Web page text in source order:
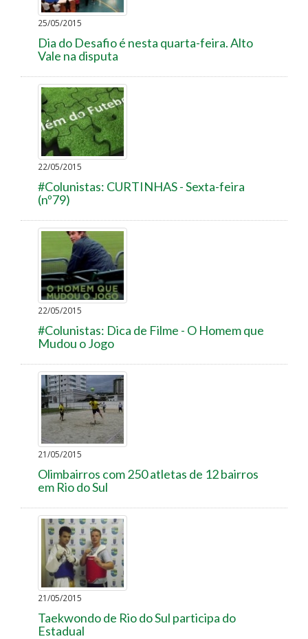
25/05/2015
Dia do Desafio é nesta quarta-feira. Alto
Vale na disputa
22/05/2015
#Colunistas: CURTINHAS - Sexta-feira
(nº79)
22/05/2015
#Colunistas: Dica de Filme - O Homem que
Mudou o Jogo
21/05/2015
Olimbairros com 250 atletas de 12 bairros
em Rio do Sul
21/05/2015
Taekwondo de Rio do Sul participa do
Estadual